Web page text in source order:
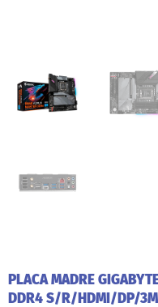
PLACA MADRE
DDR4 S/R/HDMI/DP/